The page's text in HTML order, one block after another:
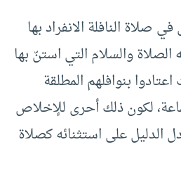
النافلة الانفراد بها
الصلاة والسلام التي استنّ بها
بنوافلهم المطلقة
لكون ذلك أحرى للإخلاص
الدليل على استثنائه كصلاة